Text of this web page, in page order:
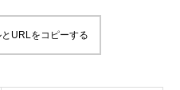
URLをコピーする